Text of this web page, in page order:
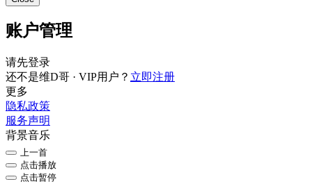
账户管理
请先登录
还不是维D哥 · VIP用户？ 立即注册
更多
隐私政策
服务声明
背景音乐
上一首
点击播放
点击暂停